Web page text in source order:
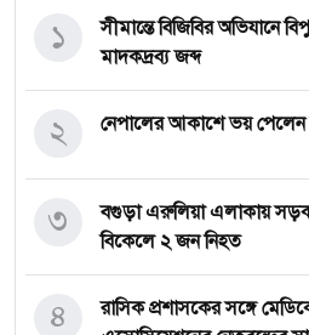
সীমান্তে বিজিবির অভিযানে
মাদকদ্রব্য জব্দ
১
নেপালের আকাশে ভয় পেলেন
২
বগুড়া এরুলিয়া এলাকায়
বিকেলে ২ জন নিহত
৩
রাসিক প্রশাসকের সঙ্গে
৪